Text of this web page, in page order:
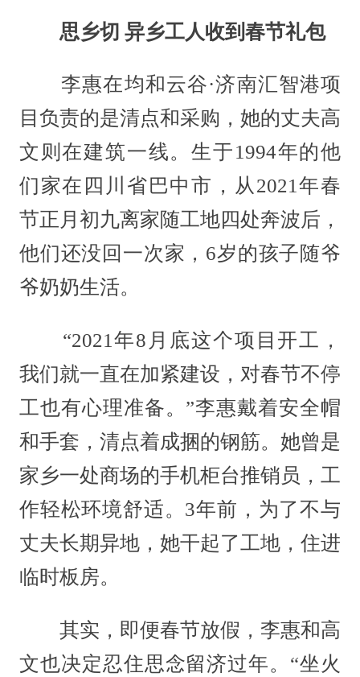
思乡切 异乡工人收到春节礼包
李惠在均和云谷·济南汇智港项
目负责的是清点和采购，她的丈夫高
文则在建筑一线。生于1994年的他
们家在四川省巴中市，从2021年春
节正月初九离家随工地四处奔波后，
他们还没回一次家，6岁的孩子随爷
爷奶奶生活。
“2021年8月底这个项目开工，
我们就一直在加紧建设，对春节不停
工也有心理准备。”李惠戴着安全帽
和手套，清点着成捆的钢筋。她曾是
家乡一处商场的手机柜台推销员，工
作轻松环境舒适。3年前，为了不与
丈夫长期异地，她干起了工地，住进
临时板房。
其实，即便春节放假，李惠和高
文也决定忍住思念留济过年。“坐火